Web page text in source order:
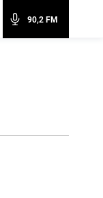
90,2 FM